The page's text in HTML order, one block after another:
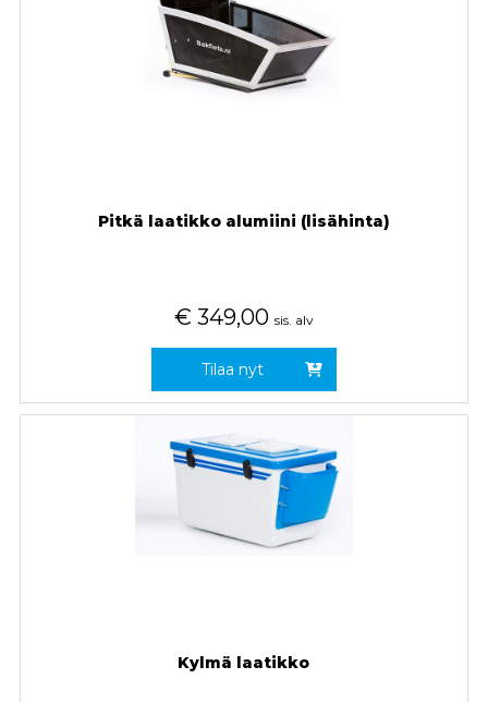
Pitkä laatikko alumiini (lisähinta)
€ 349,00 sis. alv
Tilaa nyt
Kylmä laatikko